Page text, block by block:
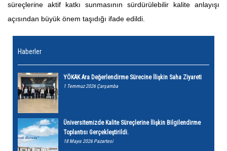
süreçlerine aktif katkı sunmasının sürdürülebilir kalite anlayışı
açısından büyük önem taşıdığı ifade edildi.
Haberler
YÖKAK Ara Değerlendirme Sürecine İlişkin Saha Ziyareti
1 Temmuz 2026 Çarşamba
Üniversitemizde Kalite Süreçlerine İlişkin Bilgilendirme
Toplantısı Gerçekleştirildi.
18 Mayıs 2026 Pazartesi